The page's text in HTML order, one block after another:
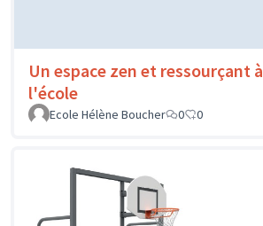
Un espace zen et ressourçant à
l'école
Ecole Hélène Boucher
0 0